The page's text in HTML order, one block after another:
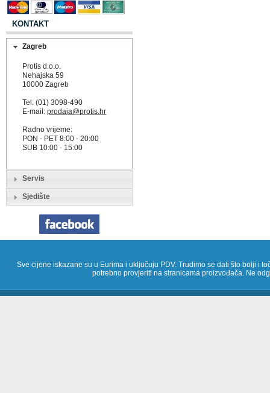
KONTAKT
Zagreb
Protis d.o.o.
Nehajska 59
10000 Zagreb
Tel: (01) 3098-490
E-mail:prodaja@protis.hr
Radno vrijeme:
PON - PET 8:00 - 20:00
SUB 10:00 - 15:00
Servis
Sjedište
Sve cijene iskazane su u Eurima i uključuju PDV. Trudimo se dati što bolji i
potrebno provjeriti na stranicama proizvođača. Ne